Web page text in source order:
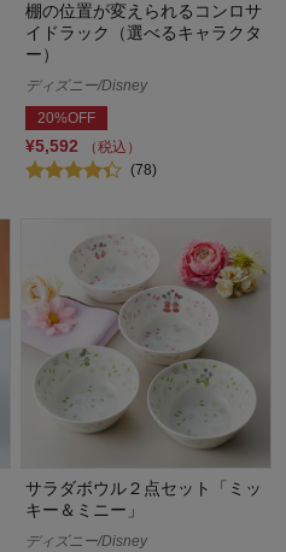
棚の位置が変えられるコンロサ
イドラック（選べるキャラクタ
ー）
ディズニー/Disney
20%OFF
¥5,592
（税込）
(78)
サラダボウル２点セット「ミッ
キー＆ミニー」
ディズニー/Disney